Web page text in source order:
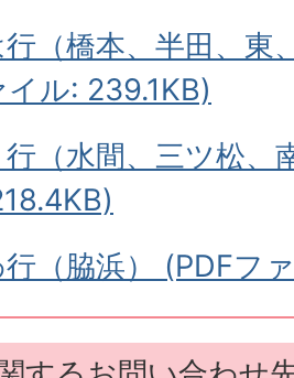
（橋本、半田、東
ル: 239.1KB)
（水間、三ツ松、
（脇浜） (PDFフ